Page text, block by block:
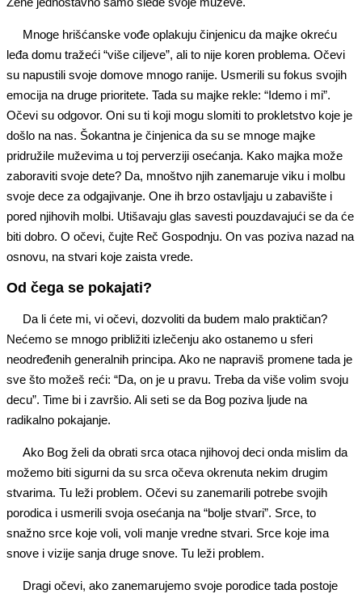
Mnoge hrišćanske vođe oplakuju činjenicu da majke okreću
leđa domu tražeći “više ciljeve”, ali to nije koren problema. Očevi
su napustili svoje domove mnogo ranije. Usmerili su fokus svojih
emocija na druge prioritete. Tada su majke rekle: “Idemo i mi”.
Očevi su odgovor. Oni su ti koji mogu slomiti to prokletstvo koje je
došlo na nas. Šokantna je činjenica da su se mnoge majke
pridružile muževima u toj perverziji osećanja. Kako majka može
zaboraviti svoje dete? Da, mnoštvo njih zanemaruje viku i molbu
svoje dece za odgajivanje. One ih brzo ostavljaju u zabavište i
pored njihovih molbi. Utišavaju glas savesti pouzdavajući se da će
biti dobro. O očevi, čujte Reč Gospodnju. On vas poziva nazad na
osnovu, na stvari koje zaista vrede.
Od čega se pokajati?
Da li ćete mi, vi očevi, dozvoliti da budem malo praktičan?
Nećemo se mnogo približiti izlečenju ako ostanemo u sferi
neodređenih generalnih principa. Ako ne napraviš promene tada je
sve što možeš reći: “Da, on je u pravu. Treba da više volim svoju
decu”. Time bi i završio. Ali seti se da Bog poziva ljude na
radikalno pokajanje.
Ako Bog želi da obrati srca otaca njihovoj deci onda mislim da
možemo biti sigurni da su srca očeva okrenuta nekim drugim
stvarima. Tu leži problem. Očevi su zanemarili potrebe svojih
porodica i usmerili svoja osećanja na “bolje stvari”. Srce, to
snažno srce koje voli, voli manje vredne stvari. Srce koje ima
snove i vizije sanja druge snove. Tu leži problem.
Dragi očevi, ako zanemarujemo svoje porodice tada postoje